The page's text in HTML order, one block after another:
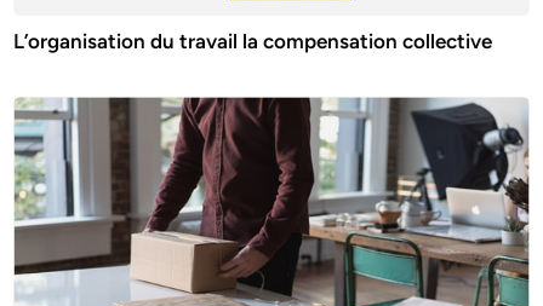
L’organisation du travail la compensation collective